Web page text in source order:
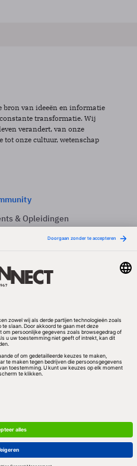
bron van ideeën en informatie
transformatie. Wij
verandert, van onze
tot onze cultuur, wetenschap
& Opleidingen